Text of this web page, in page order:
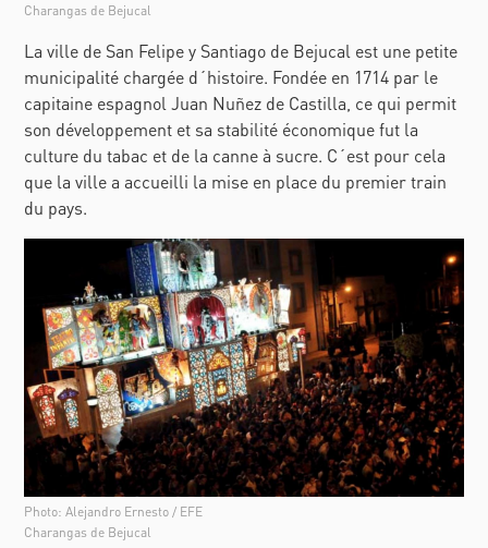
Charangas de Bejucal
La ville de San Felipe y Santiago de Bejucal est une petite
municipalité chargée d´histoire. Fondée en 1714 par le
capitaine espagnol Juan Nuñez de Castilla, ce qui permit
son développement et sa stabilité économique fut la
culture du tabac et de la canne à sucre. C´est pour cela
que la ville a accueilli la mise en place du premier train
du pays.
Photo: Alejandro Ernesto / EFE
Charangas de Bejucal